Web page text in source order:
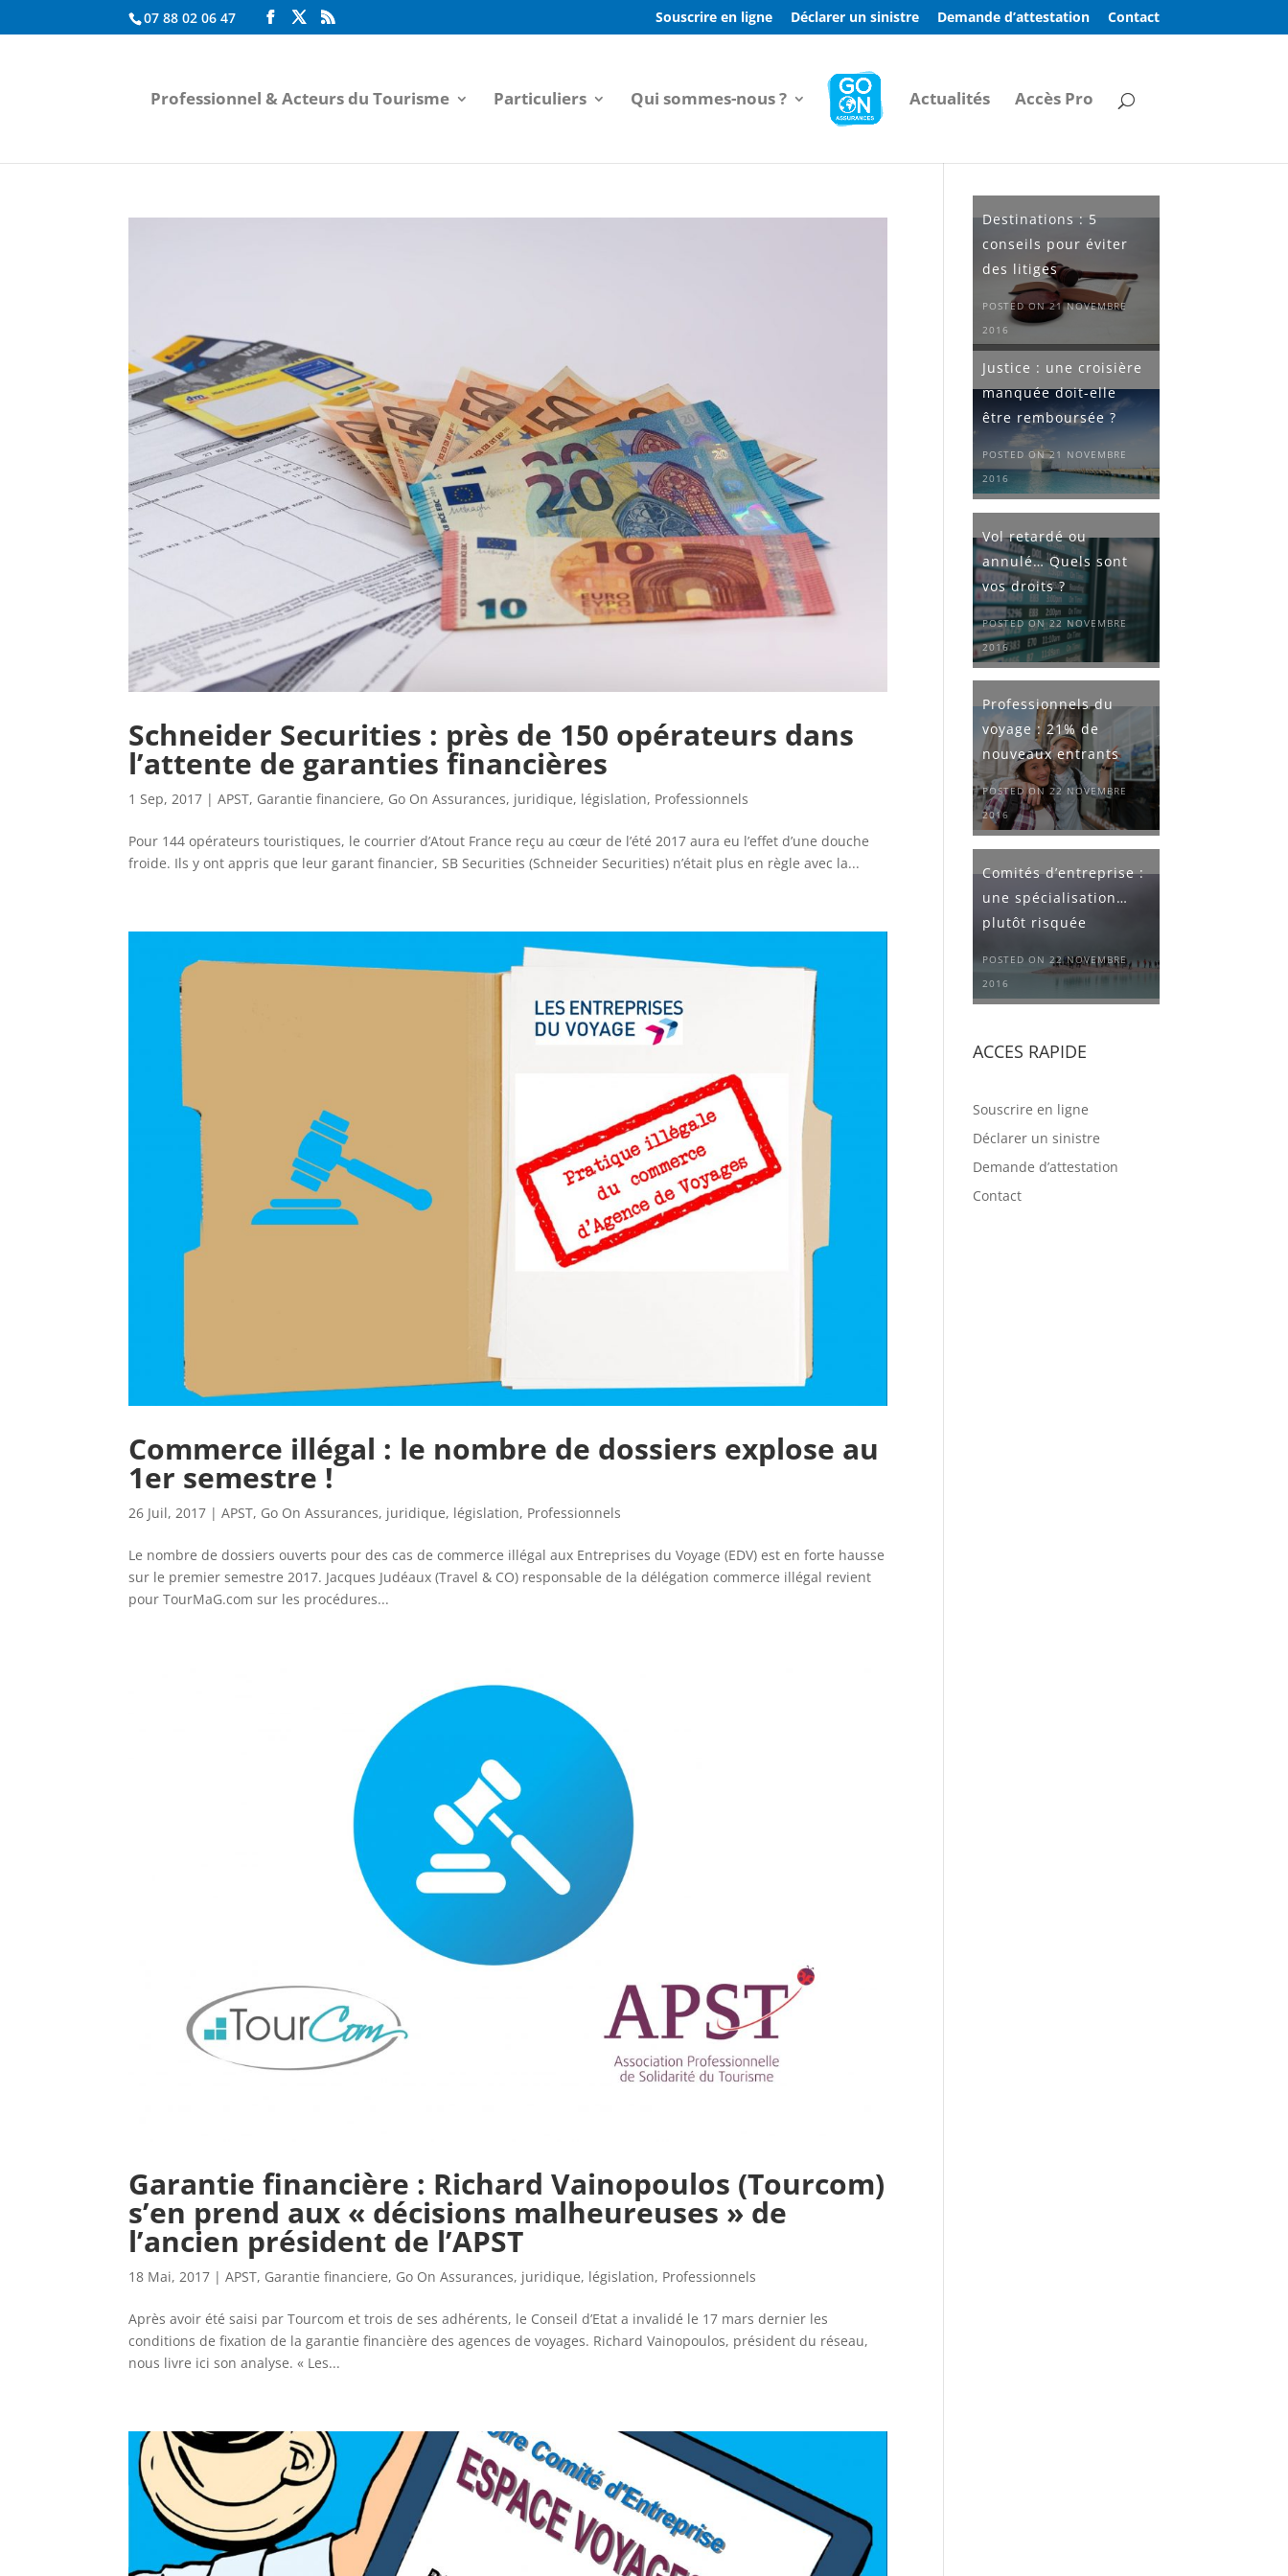
07 88 02 06 47 Souscrire en ligne Déclarer un sinistre Demande d’attestation Contact
Professionnel & Acteurs du Tourisme Particuliers Qui sommes-nous ? Actualités Accès Pro
Schneider Securities : près de 150 opérateurs dans
l’attente de garanties financières
1 Sep, 2017 |APST, Garantie financiere, Go On Assurances, juridique, législation, Professionnels
Pour 144 opérateurs touristiques, le courrier d’Atout France reçu au cœur de l’été 2017 aura eu l’effet d’une douche
froide. Ils y ont appris que leur garant financier, SB Securities (Schneider Securities) n’était plus en règle avec la...
Commerce illégal : le nombre de dossiers explose au
1er semestre !
26 Juil, 2017 |APST, Go On Assurances, juridique, législation, Professionnels
Le nombre de dossiers ouverts pour des cas de commerce illégal aux Entreprises du Voyage (EDV) est en forte hausse
sur le premier semestre 2017. Jacques Judéaux (Travel & CO) responsable de la délégation commerce illégal revient
pour TourMaG.com sur les procédures...
Garantie financière : Richard Vainopoulos (Tourcom)
s’en prend aux « décisions malheureuses » de
l’ancien président de l’APST
18 Mai, 2017 |APST, Garantie financiere, Go On Assurances, juridique, législation, Professionnels
Après avoir été saisi par Tourcom et trois de ses adhérents, le Conseil d’Etat a invalidé le 17 mars dernier les
conditions de fixation de la garantie financière des agences de voyages. Richard Vainopoulos, président du réseau,
nous livre ici son analyse. « Les...
Destinations : 5
conseils pour éviter
des litiges
POSTED ON 21 NOVEMBRE
2016
Justice : une croisière
manquée doit-elle
être remboursée ?
POSTED ON 21 NOVEMBRE
2016
Vol retardé ou
annulé… Quels sont
vos droits ?
POSTED ON 22 NOVEMBRE
2016
Professionnels du
voyage : 21% de
nouveaux entrants
POSTED ON 22 NOVEMBRE
2016
Comités d’entreprise :
une spécialisation…
plutôt risquée
POSTED ON 22 NOVEMBRE
2016
ACCES RAPIDE
Souscrire en ligne
Déclarer un sinistre
Demande d’attestation
Contact